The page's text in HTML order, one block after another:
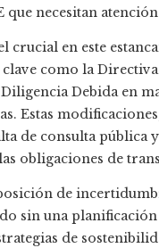
que necesitan
en este
como la
Debida en
Estas
de consulta
obligaciones de
de
sin una planificación
de